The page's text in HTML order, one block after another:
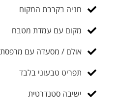
חניה בקרבת המקום
מקום עם עמדת מטבח
אולם / מסעדה עם מרפסת
תפריט טבעוני בלבד
ישיבה סטנדרטית